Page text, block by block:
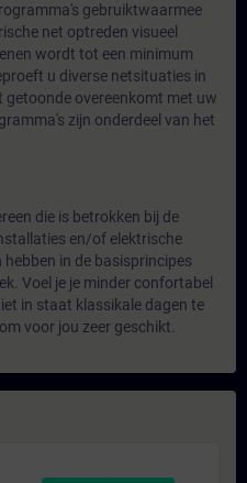
gebruiktwaarmee
net optreden visueel
wordt tot een minimum
u diverse netsituaties in
getoonde overeenkomt met uw
zijn onderdeel van het
die is betrokken bij de
en/of elektrische
in de basisprincipes
Voel je je minder confortabel
in staat klassikale dagen te
voor jou zeer geschikt.